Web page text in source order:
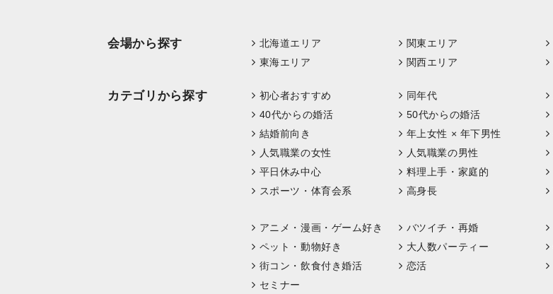
会場から探す 北海道エリア 関東エリア
東海エリア
関西エリア
カテゴリから探す 初心者おすすめ 同年代
40代からの婚活
50代からの婚活
結婚前向き
年上女性 × 年下男性
人気職業の女性
人気職業の男性
平日休み中心
料理上手・家庭的
スポーツ・体育会系
高身長
アニメ・漫画・ゲーム好き
バツイチ・再婚
ペット・動物好き
大人数パーティー
街コン・飲食付き婚活
恋活
セミナー